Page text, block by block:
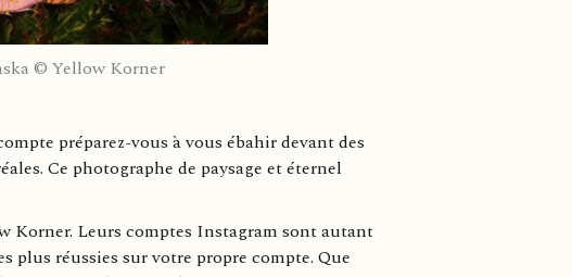
© Yellow Korner
préparez-vous à vous ébahir devant des
Ce photographe de paysage et éternel
Korner. Leurs comptes Instagram sont autant
plus réussies sur votre propre compte. Que